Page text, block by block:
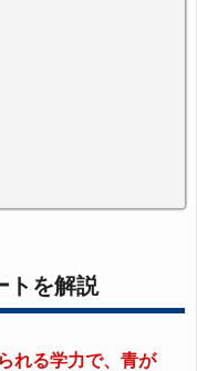
トを解説
れる学力で、青が